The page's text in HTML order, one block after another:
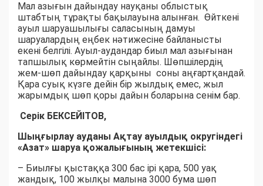
Мал азығын дайындау науқаны облыстық
штабтың тұрақты бақылауына алынған. Өйткені
ауыл шаруашылығы саласының дамуы
шаруалардың еңбек нәтижесіне байланысты
екені белгілі. Ауыл-аудандар биыл мал азығынан
тапшылық көрмейтін сыңайлы. Шөпшілердің
жем-шөп дайындау қарқыны соны аңғартқандай.
Қара суық күзге дейін бір жылдық емес, жыл
жарымдық шөп қоры дайын боларына сенім бар.
Серік БЕКСЕЙІТОВ,
Шыңғырлау ауданы Ақтау ауылдық округіндегі
«Азат» шаруа қожалығының жетекшісі:
– Биылғы қыстаққа 300 бас ірі қара, 500 уақ
жандық, 100 жылқы малына 3000 бума шөп